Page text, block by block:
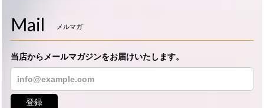
Mail メルマガ
当店からメールマガジンをお届けいたします。
登録